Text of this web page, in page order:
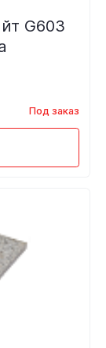
G603
Под заказ